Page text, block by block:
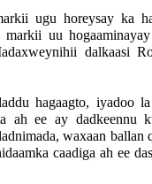
ugu horeysay ka
markii uu
dalkaasi
hagaagto, iyadoo
ah ee ay dadkeennu
waxaan ballan
caadiga ah ee